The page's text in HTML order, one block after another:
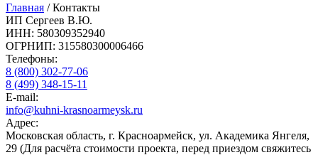
Главная /Контакты
ИП Сергеев В.Ю.
ИНН: 580309352940
ОГРНИП: 315580300006466
Телефоны:
8 (800) 302-77-06
8 (499) 348-15-11
E-mail:
info@kuhni-krasnoarmeysk.ru
Адрес:
Московская область, г. Красноармейск, ул. Академика Янгеля,
29 (Для расчёта стоимости проекта, перед приездом свяжитесь